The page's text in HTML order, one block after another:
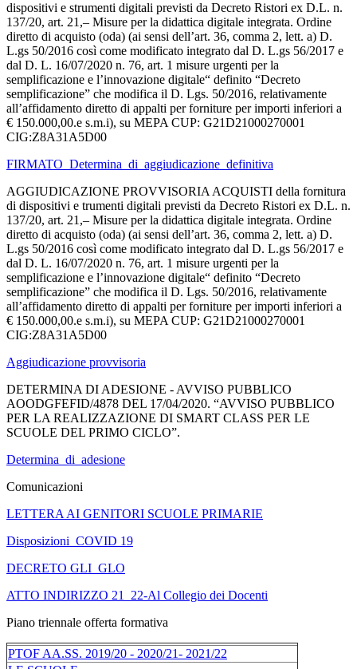
dispositivi e strumenti digitali previsti da Decreto Ristori ex D.L. n.
137/20, art. 21,– Misure per la didattica digitale integrata. Ordine
diretto di acquisto (oda) (ai sensi dell’art. 36, comma 2, lett. a) D.
L.gs 50/2016 così come modificato integrato dal D. L.gs 56/2017 e
dal D. L. 16/07/2020 n. 76, art. 1 misure urgenti per la
semplificazione e l’innovazione digitale“ definito “Decreto
semplificazione” che modifica il D. Lgs. 50/2016, relativamente
all’affidamento diretto di appalti per forniture per importi inferiori a
€ 150.000,00.e s.m.i), su MEPA CUP: G21D21000270001
CIG:Z8A31A5D00
FIRMATO_Determina_di_aggiudicazione_definitiva
AGGIUDICAZIONE PROVVISORIA ACQUISTI della fornitura
di dispositivi e trumenti digitali previsti da Decreto Ristori ex D.L. n.
137/20, art. 21,– Misure per la didattica digitale integrata. Ordine
diretto di acquisto (oda) (ai sensi dell’art. 36, comma 2, lett. a) D.
L.gs 50/2016 così come modificato integrato dal D. L.gs 56/2017 e
dal D. L. 16/07/2020 n. 76, art. 1 misure urgenti per la
semplificazione e l’innovazione digitale“ definito “Decreto
semplificazione” che modifica il D. Lgs. 50/2016, relativamente
all’affidamento diretto di appalti per forniture per importi inferiori a
€ 150.000,00.e s.m.i), su MEPA CUP: G21D21000270001
CIG:Z8A31A5D00
Aggiudicazione provvisoria
DETERMINA DI ADESIONE - AVVISO PUBBLICO
AOODGFEFID/4878 DEL 17/04/2020. “AVVISO PUBBLICO
PER LA REALIZZAZIONE DI SMART CLASS PER LE
SCUOLE DEL PRIMO CICLO”.
Determina_di_adesione
Comunicazioni
LETTERA AI GENITORI SCUOLE PRIMARIE
Disposizioni_COVID 19
DECRETO GLI_GLO
ATTO INDIRIZZO 21_22-Al Collegio dei Docenti
Piano triennale offerta formativa
PTOF AA.SS. 2019/20 - 2020/21- 2021/22